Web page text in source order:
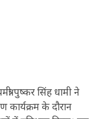
पुष्कर सिंह धामी ने
के दौरान